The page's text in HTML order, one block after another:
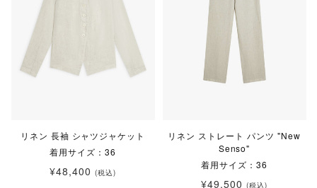
リネン 長袖 シャツジャケット
着用サイズ：36
¥48,400 (税込)
リネン ストレート パンツ "New
Senso"
着用サイズ：36
¥49,500 (税込)